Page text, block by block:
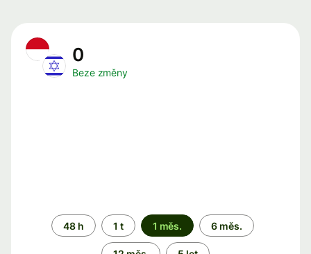
0
Beze změny
Časové
období
48 h 1 t 1 měs. 6 měs.